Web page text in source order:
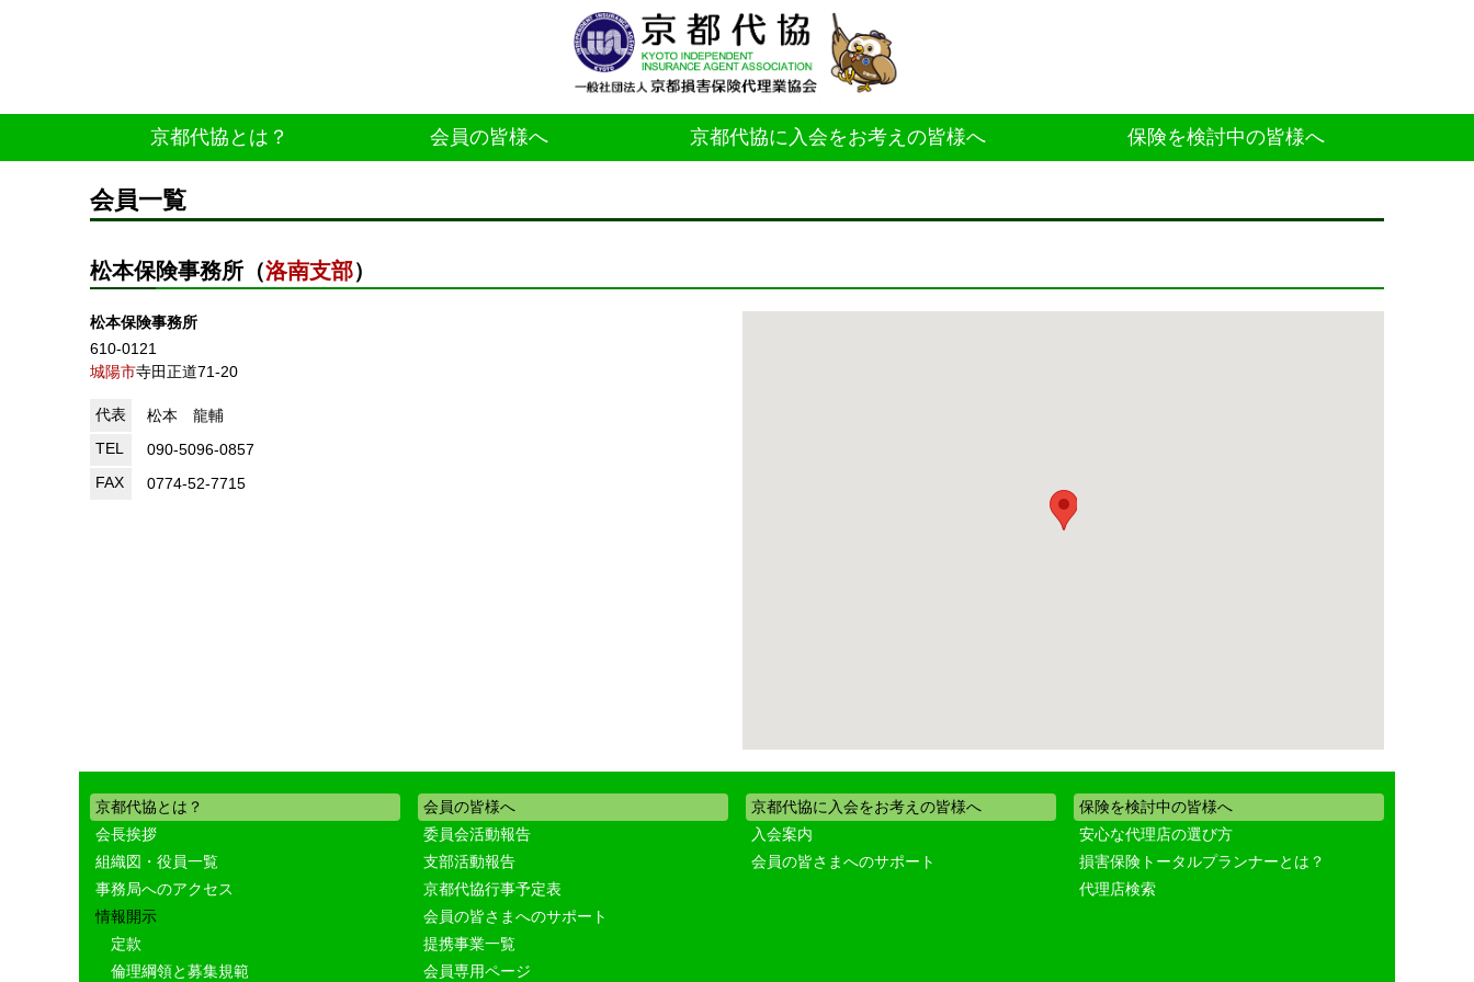
京都代協とは？ 会員の皆様へ 京都代協に入会をお考えの皆様へ 保険を検討中の皆様へ
会員一覧
松本保険事務所（洛南支部）
松本保険事務所
610-0121
城陽市寺田正道71-20
代表
松本 龍輔
TEL
090-5096-0857
FAX
0774-52-7715
京都代協とは？
会長挨拶
組織図・役員一覧
事務局へのアクセス
情報開示
定款
倫理綱領と募集規範
会員の皆様へ
委員会活動報告
支部活動報告
京都代協行事予定表
会員の皆さまへのサポート
提携事業一覧
会員専用ページ
京都代協に入会をお考えの皆様へ
入会案内
会員の皆さまへのサポート
保険を検討中の皆様へ
安心な代理店の選び方
損害保険トータルプランナーとは？
代理店検索